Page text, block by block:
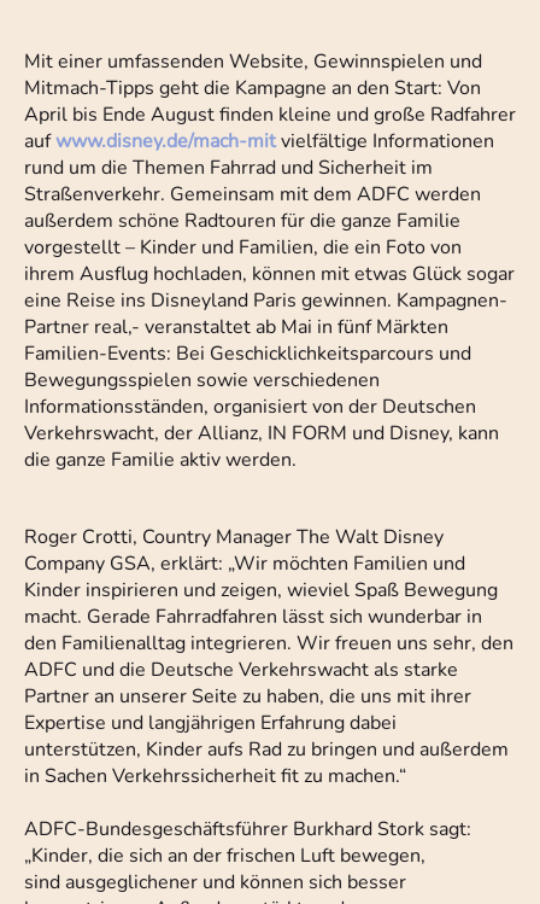
Mit einer umfassenden Website, Gewinnspielen und
Mitmach-Tipps geht die Kampagne an den Start: Von
April bis Ende August finden kleine und große Radfahrer
aufwww.disney.de/mach-mitvielfältige Informationen
rund um die Themen Fahrrad und Sicherheit im
Straßenverkehr. Gemeinsam mit dem ADFC werden
außerdem schöne Radtouren für die ganze Familie
vorgestellt – Kinder und Familien, die ein Foto von
ihrem Ausflug hochladen, können mit etwas Glück sogar
eine Reise ins Disneyland Paris gewinnen. Kampagnen-
Partner real,- veranstaltet ab Mai in fünf Märkten
Familien-Events: Bei Geschicklichkeitsparcours und
Bewegungsspielen sowie verschiedenen
Informationsständen, organisiert von der Deutschen
Verkehrswacht, der Allianz, IN FORM und Disney, kann
die ganze Familie aktiv werden.
Roger Crotti, Country Manager The Walt Disney
Company GSA, erklärt: „Wir möchten Familien und
Kinder inspirieren und zeigen, wieviel Spaß Bewegung
macht. Gerade Fahrradfahren lässt sich wunderbar in
den Familienalltag integrieren. Wir freuen uns sehr, den
ADFC und die Deutsche Verkehrswacht als starke
Partner an unserer Seite zu haben, die uns mit ihrer
Expertise und langjährigen Erfahrung dabei
unterstützen, Kinder aufs Rad zu bringen und außerdem
in Sachen Verkehrssicherheit fit zu machen.“
ADFC-Bundesgeschäftsführer Burkhard Stork sagt:
„Kinder, die sich an der frischen Luft bewegen,
sind ausgeglichener und können sich besser